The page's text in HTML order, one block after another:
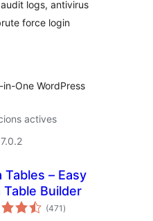
logs, antivirus
force login
in-One WordPress
actives
Tables – Easy
Table Builder
(471 puntuacions
totals
)